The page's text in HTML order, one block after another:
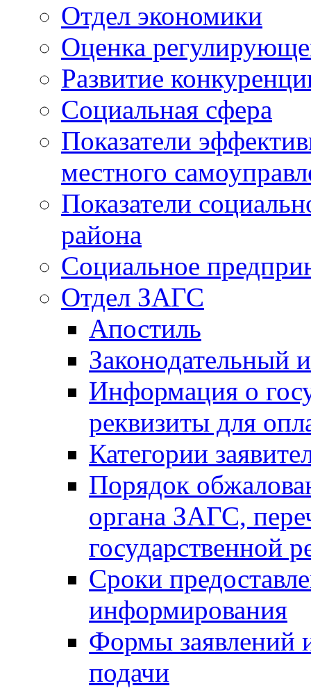
Отдел экономики
Оценка
Развитие
Социальная сфера
Показатели
местного
Показатели
района
Социальное
Отдел ЗАГС
Апостиль
Законодательный
Информация о
реквизиты для
Категории
Порядок
органа ЗАГС,
государственной
Сроки
информирования
Формы заявлений
подачи